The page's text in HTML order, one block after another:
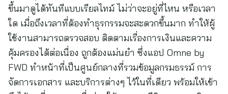
ขึ้นมาดูได้ทันทีแบบเรียลไทม์ ไม่ว่าจะอยู่ที่ไหน หรือเวลา
ใด เมื่อถึงเวลาที่ต้องทำธุรกรรมจะสะดวกขึ้นมาก ทำให้ผู้
ใช้งานสามารถตรวจสอบ ติดตามเรื่องการเงินและความ
คุ้มครองได้ต่อเนื่อง ถูกต้องแม่นยำ ซึ่งแอป Omne by
FWD ทำหน้าที่เป็นศูนย์กลางที่รวมข้อมูลกรมธรรม์ การ
จัดการเอกสาร และบริการต่างๆ ไว้ในที่เดียว พร้อมให้เข้า